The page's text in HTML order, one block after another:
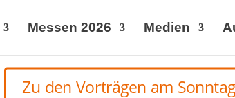
Messen 2026 Medien
Zu den Vorträgen am Sonntag